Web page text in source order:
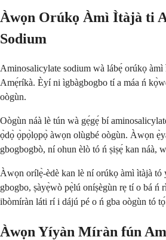
Àwọn Orúkọ Àmì Ìtàjà ti
Sodium
Aminosalicylate sodium wà lábẹ́ orúkọ àmì
Amẹ́ríkà. Èyí ni ìgbàgbogbo tí a máa ń
oògùn.
Oògùn náà lè tún wà gẹ́gẹ́ bí
ọ̀dọ̀ ọ̀pọ̀lọpọ̀ àwọn olùgbé oògùn. Àwọn
gbogbogbò, ní ohun èlò tó ń ṣiṣẹ́ kan náà,
Àwọn orílẹ̀-èdè kan lè ní orúkọ àmì ìtàjà
gbogbo, ṣàyẹ̀wò pẹ̀lú oníṣègùn rẹ tí o bá ń
ibòmíràn láti rí i dájú pé o ń gba oògùn tó
Àwọn Yíyàn Míràn fún